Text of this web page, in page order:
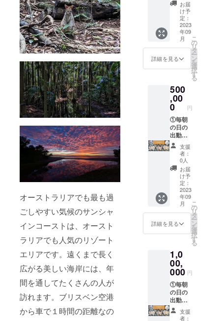
オーストラリアでも最も過
ごしやすい気候のサンシャ
インコーストは、オースト
ラリアでも人気のリゾート
エリアです。遠くまで長く
広がる美しい海岸には、年
間を通してたくさんの人が
訪れます。ブリスベン空港
から車で１時間の距離なの
材
料:100
% 天日
干し海
塩、麻
バ茶
サイ
ズ:5g
サン
シャイ
ンコー
スト
オース
トラリ
ア 原
材料:グ
アバ葉
※実際に
お届け
するリ
ターン
とパッ
ケージ
等のデ
が異な
る場合
で、あ
らかじ
めご了
承くだ
さい。
※実際に
お届け
するリ
ターン
とパッ
ケージ
等のデ
ザイン
ますの
で、あ
らかじ
めご了
承くだ
さい。
ア 原
料:100
% 天日
干し海
称:麻炭
塩(太陽)
国:サン
シャイ
ンコー
スト
オース
トラリ
ア 原
材
料:100
% 天日
干し海
塩、麻
炭、EM
・名称:
麻炭塩
(月)
サイ
ズ:30g
ンコー
スト
オース
トラリ
ア 原
材
料:100
% 天日
干し海
びセラ
ピー付
き ・食
事付き
(回数は
希望に
応じま
す) ・１
人まで
有効 ・
現地集
合・現
地解散
【お部
屋、施
設の概
要】 ・
洋室 ・
ロフト
ベッド
(ダブル
ベッド
+シング
ル布団)
・トイ
レ付 ・
共有
シャ
ワー、
キッチ
ン、イ
ンター
ネット
有 ・イ
ンター
ネット
環境
※
容は個
人の範
囲であ
れば利
用可能
です。
②ビー
チハウ
ス利用
ン券 ・
2泊3日
のリト
リート
宿泊 ・
250種類
以上の
リト
リート
プログ
ラム及
びセラ
ピー付
き ・食
事付き
(回数は
希望に
応じま
す) ・４
人まで
有効 ・
現地集
合・現
地解散
【お部
屋、施
設の概
要】 ・
洋室 ・
供 ・動
画の内
容：日
の出の
動画 ・
動画の
提供期
間：期
限なし
時間：5
分ほど
・提供
方法：
視聴用
のURL
をメー
ルで送
信 ・本
リター
ンの内
容は個
人の範
囲であ
れば利
用可能
です。
②ビー
チハウ
ス利用
ン券 ・
7泊8日
のリト
リート
宿泊 ・
250種類
以上の
リト
リート
お届
け予
定：
2023
年09
月
詳細を見る
こ
の
リ
タ
ー
ン
を
選
択
す
る
500
,00
0 円
①毎朝
の日の
出動画
の視聴
用URL
をメー
ルで提
供 ・動
画の内
容：日
の出の
動画 ・
動画の
提供期
間：期
限なし
時間：5
分ほど
・提供
方法：
視聴用
のURL
をメー
ルで送
信 ・本
支援
者：
0人
お届
け予
定：
2023
年09
月
詳細を見る
こ
の
リ
タ
ー
ン
を
選
択
す
る
1,0
00,
000 円
①毎朝
の日の
出動画
の視聴
用URL
支援
者：